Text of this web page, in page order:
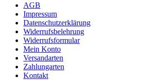
AGB
Impressum
Datenschutzerklärung
Widerrufsbelehrung
Widerrufsformular
Mein Konto
Versandarten
Zahlungarten
Kontakt